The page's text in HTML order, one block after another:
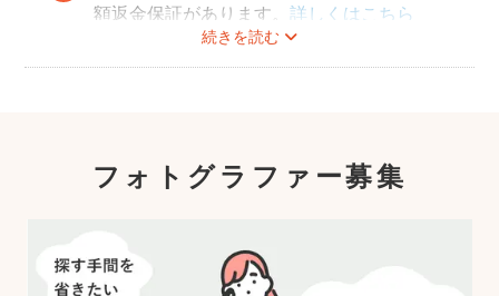
続きを読む
額返金保証があります。詳しくはこちら
フォトグラファー募集